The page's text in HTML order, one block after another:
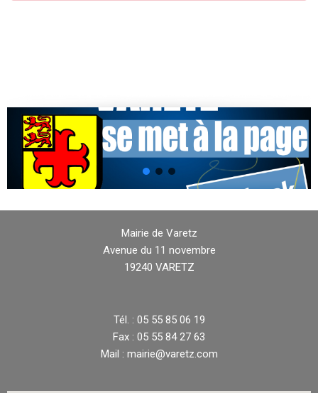
Mairie de Varetz
Avenue du 11 novembre
19240 VARETZ
Tél. : 05 55 85 06 19
Fax : 05 55 84 27 63
Mail : mairie@varetz.com